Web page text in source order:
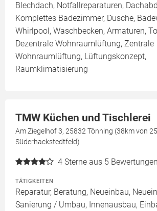
Blechdach, Notfallreparaturen,
Komplettes Badezimmer, Dusche,
Whirlpool, Waschbecken, Armaturen,
Dezentrale Wohnraumlüftung, Zentrale
Wohnraumlüftung, Lüftungskonzept,
Raumklimatisierung
TMW Küchen und Tischlerei
Am Ziegelhof 3, 25832 Tönning (38km von
Süderhackstedtfeld)
4 Sterne aus 5 Bewertungen
TÄTIGKEITEN
Reparatur, Beratung, Neueinbau,
Sanierung / Umbau, Innenausbau,